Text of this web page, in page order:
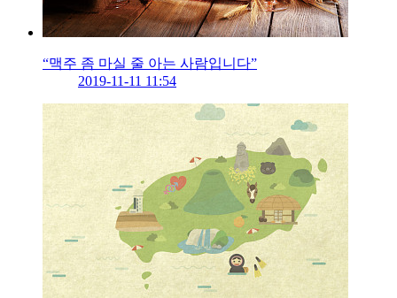
“맥주 좀 마실 줄 아는 사람입니다”
2019-11-11 11:54